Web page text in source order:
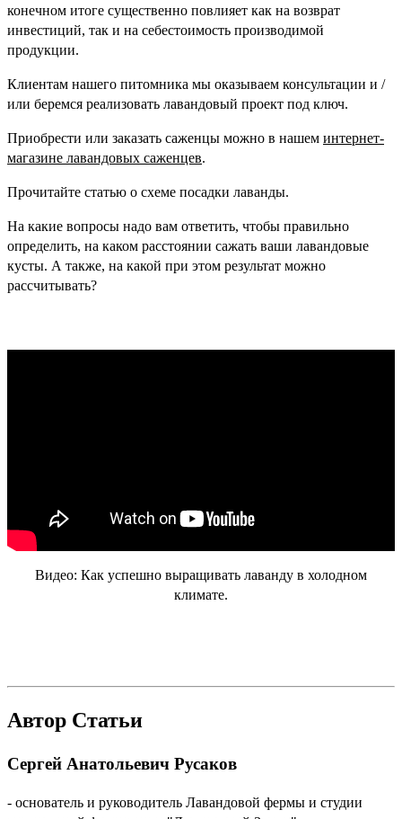
конечном итоге существенно повлияет как на возврат
инвестиций, так и на себестоимость производимой
продукции.
Клиентам нашего питомника мы оказываем консультации и /
или беремся реализовать лавандовый проект под ключ.
Приобрести или заказать саженцы можно в нашем интернет-
магазине лавандовых саженцев.
Прочитайте статью о схеме посадки лаванды.
На какие вопросы надо вам ответить, чтобы правильно
определить, на каком расстоянии сажать ваши лавандовые
кусты. А также, на какой при этом результат можно
рассчитывать?
Видео: Как успешно выращивать лаванду в холодном
климате.
Автор Статьи
Сергей Анатольевич Русаков
- основатель и руководитель Лавандовой фермы и студии